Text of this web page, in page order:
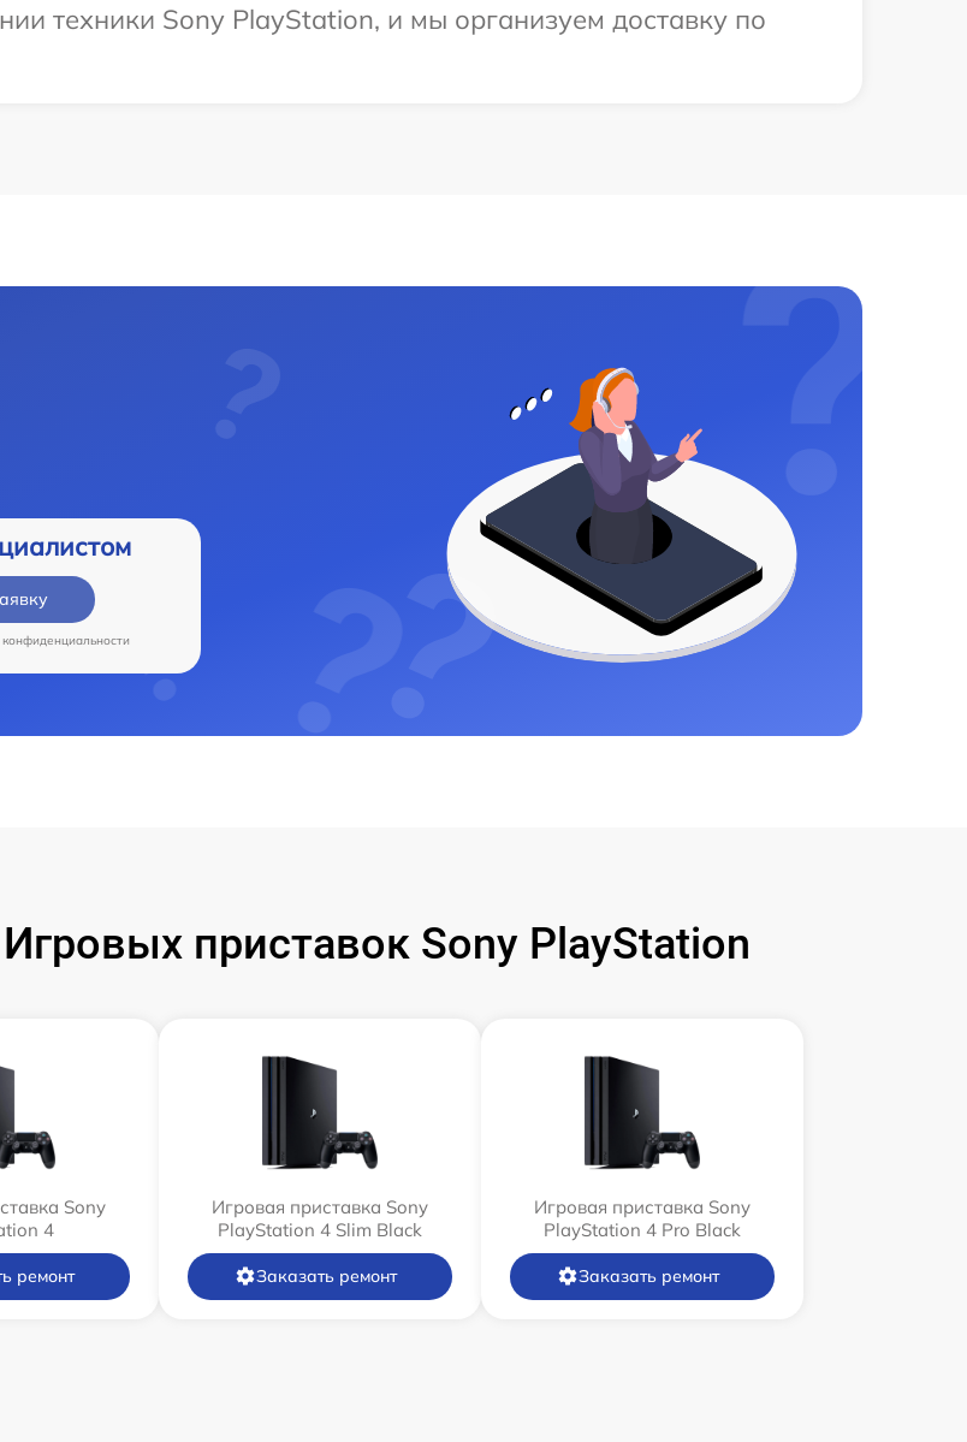
техники Sony PlayStation, и мы организуем доставку по
приставок Sony PlayStation
Sony
4
ремонт
Игровая приставка Sony
PlayStation 4 Slim Black
Заказать ремонт
Игровая приставка Sony
PlayStation 4 Pro Black
Заказать ремонт